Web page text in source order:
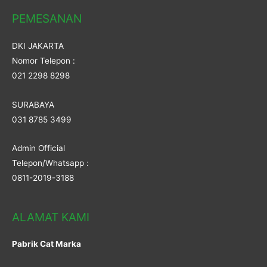
PEMESANAN
DKI JAKARTA
Nomor Telepon :
021 2298 8298
SURABAYA
031 8785 3499
Admin Official
Telepon/Whatsapp :
0811-2019-3188
ALAMAT KAMI
Pabrik Cat Marka